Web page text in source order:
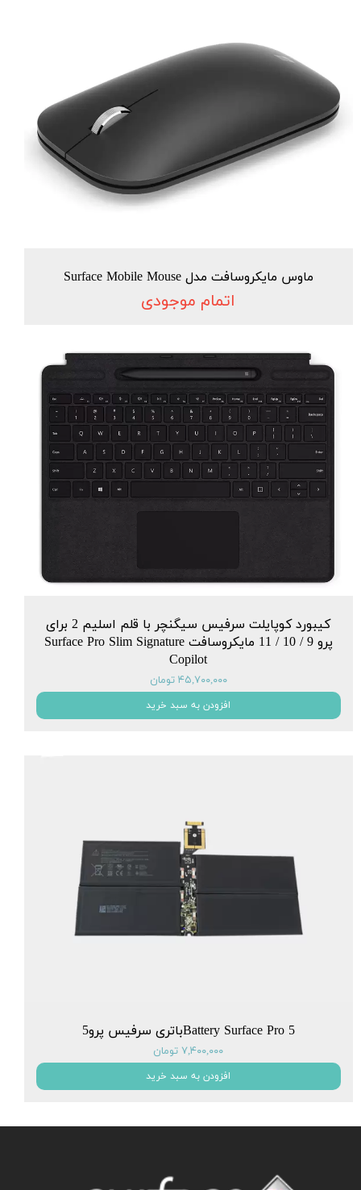
ماوس مایکروسافت مدل Surface Mobile Mouse
اتمام موجودی
کیبورد کوپایلت سرفیس سیگنچر با قلم اسلیم 2 برای
پرو 9 / 10 / 11 مایکروسافت Surface Pro Slim Signature
Copilot
۴۵,۷۰۰,۰۰۰ تومان
افزودن به سبد خرید
Battery Surface Pro 5باتری سرفیس پرو5
۷,۴۰۰,۰۰۰ تومان
افزودن به سبد خرید